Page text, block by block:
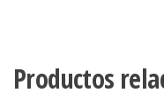
Productos